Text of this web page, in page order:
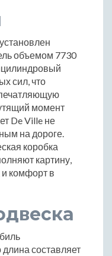
объемом 7730
сил, что
момент
De Ville не
на дороге.
коробка
картину,
и комфорт в
составляет